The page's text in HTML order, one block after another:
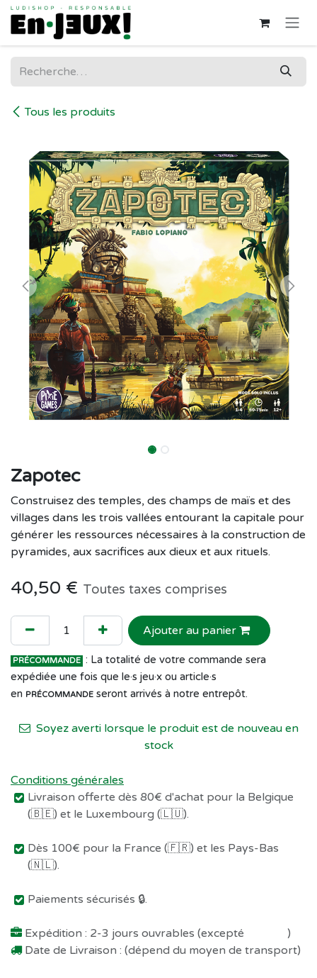
Se rendre au contenu
Tous les produits
Zapotec
Construisez des temples, des champs de maïs et des
villages dans les trois vallées entourant la capitale pour
générer les ressources nécessaires à la construction de
pyramides, aux sacrifices aux dieux et aux rituels.
40,50 € Toutes taxes comprises
Ajouter au panier
PRÉCOMMANDE : La totalité de votre commande sera
expédiée une fois que le·s jeu·x ou article·s
en PRÉCOMMANDE seront arrivés à notre entrepôt.
Soyez averti lorsque le produit est de nouveau en
stock
Conditions générales
Livraison offerte dès 80€ d'achat pour la Belgique
(🇧🇪) et le Luxembourg (🇱🇺).
Dès 100€ pour la France (🇫🇷) et les Pays-Bas
(🇳🇱).
Paiements sécurisés 🔒.
Expédition : 2-3 jours ouvrables (excepté
)
Date de Livraison : (dépend du moyen de transport)